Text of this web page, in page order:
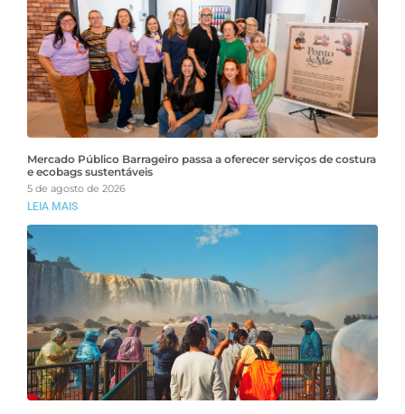
Mercado Público Barrageiro passa a oferecer serviços de costura
e ecobags sustentáveis
5 de agosto de 2026
LEIA MAIS